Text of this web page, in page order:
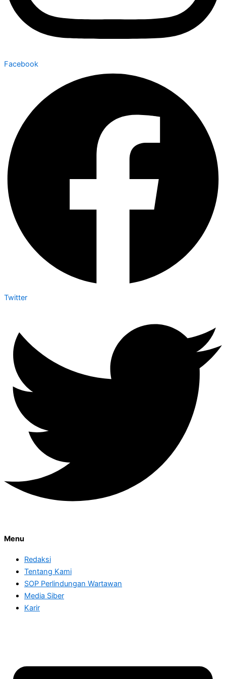
Facebook
Twitter
Menu
Redaksi
Tentang Kami
SOP Perlindungan Wartawan
Media Siber
Karir